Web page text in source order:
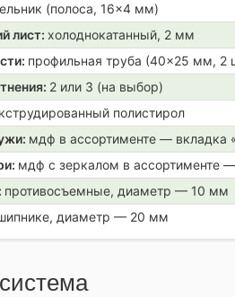
(полоса, 16×4 мм)
лист: холоднокатанный, 2 мм
профильная труба (40×25 мм, 2
2 или 3 (на выбор)
полистирол
мдф в ассортименте — вкладка
мдф с зеркалом в ассортименте
противосъемные, диаметр — 10 мм
диаметр — 20 мм